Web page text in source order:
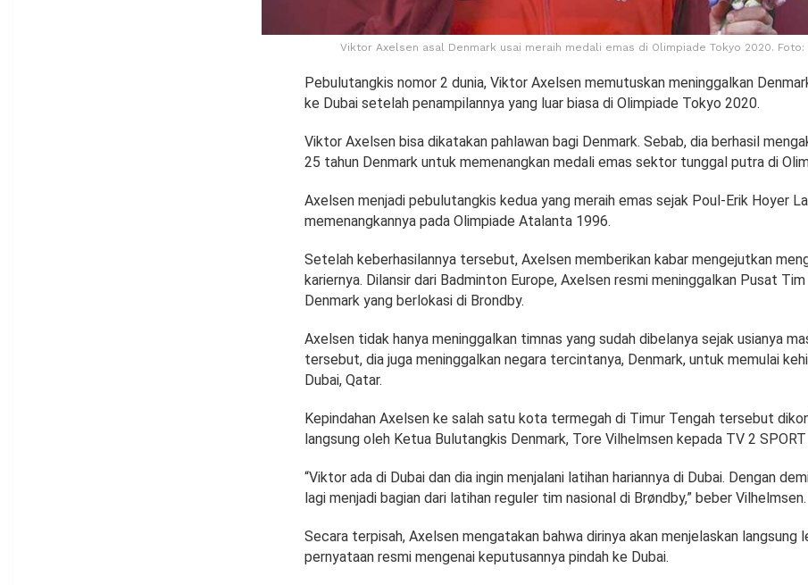
Viktor Axelsen asal Denmark usai meraih medali emas di Olimpiade Tokyo 2020. Foto:
Pebulutangkis nomor 2 dunia, Viktor Axelsen memutuskan meninggalkan
ke Dubai setelah penampilannya yang luar biasa di Olimpiade Tokyo 2020.
Viktor Axelsen bisa dikatakan pahlawan bagi Denmark. Sebab, dia berhasil
25 tahun Denmark untuk memenangkan medali emas sektor tunggal putra di
Axelsen menjadi pebulutangkis kedua yang meraih emas sejak Poul-Erik Hoyer
memenangkannya pada Olimpiade Atalanta 1996.
Setelah keberhasilannya tersebut, Axelsen memberikan kabar mengejutkan
kariernya. Dilansir dari Badminton Europe, Axelsen resmi meninggalkan Pusat
Denmark yang berlokasi di Brondby.
Axelsen tidak hanya meninggalkan timnas yang sudah dibelanya sejak usianya
tersebut, dia juga meninggalkan negara tercintanya, Denmark, untuk memulai
Dubai, Qatar.
Kepindahan Axelsen ke salah satu kota termegah di Timur Tengah tersebut
langsung oleh Ketua Bulutangkis Denmark, Tore Vilhelmsen kepada TV 2 SPORT
“Viktor ada di Dubai dan dia ingin menjalani latihan hariannya di Dubai. Dengan
lagi menjadi bagian dari latihan reguler tim nasional di Brøndby,” beber Vilhelmsen.
Secara terpisah, Axelsen mengatakan bahwa dirinya akan menjelaskan langsung
pernyataan resmi mengenai keputusannya pindah ke Dubai.